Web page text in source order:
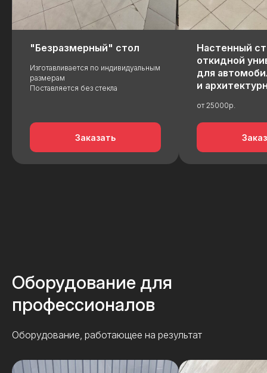
"Безразмерный" стол
Изготавливается по индивидуальным
размерам
Поставляется без стекла
Заказать
Настенный
откидной
для
и
от 25000р.
Оборудование для
профессионалов
Оборудование, работающее на результат
Сплит: наш менеджер
подскажет, как правильно
выбрать этот способ оплаты
для вашей покупки